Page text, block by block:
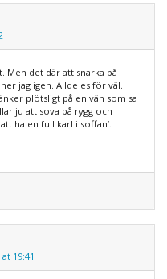
Men det där att snarka på
jag igen. Alldeles för väl.
plötsligt på en vän som sa
ju att sova på rygg och
ha en full karl i soffan’.
19:41